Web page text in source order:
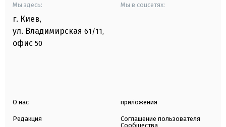
Мы здесь:
г. Киев,
ул. Владимирская 61/11,
офис 50
Мы в соцсетях:
О нас
Редакция
приложения
Соглашение пользователя
Сообщества